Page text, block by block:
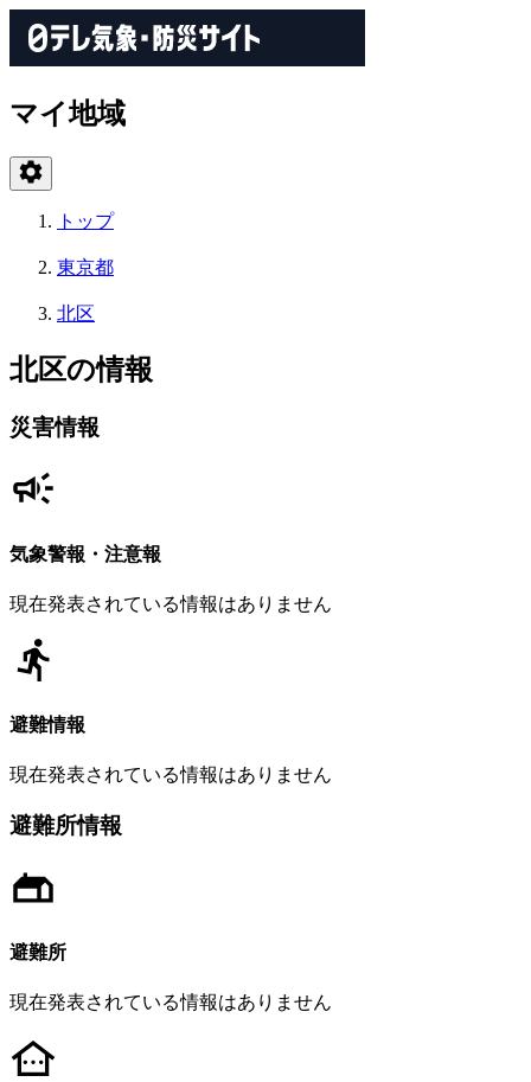
マイ地域
トップ
東京都
北区
北区の情報
災害情報
気象警報・注意報
現在発表されている情報はありません
避難情報
現在発表されている情報はありません
避難所情報
避難所
現在発表されている情報はありません